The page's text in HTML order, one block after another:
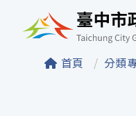
臺中市
首頁 分類